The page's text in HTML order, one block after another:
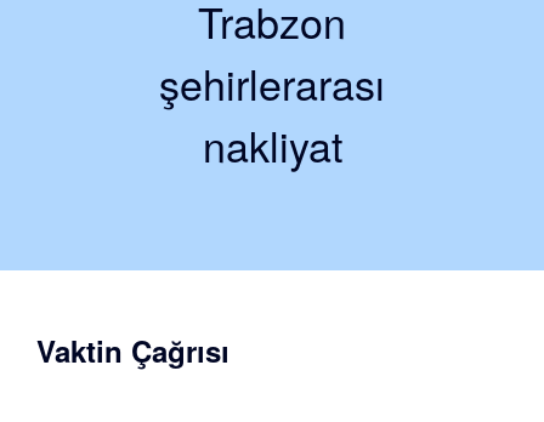
Trabzon
şehirlerarası
nakliyat
Vaktin Çağrısı